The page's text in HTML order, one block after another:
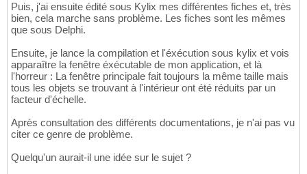
Puis, j'ai ensuite édité sous Kylix mes différentes fiches et, très
bien, cela marche sans problème. Les fiches sont les mêmes
que sous Delphi.
Ensuite, je lance la compilation et l'éxécution sous kylix et vois
apparaître la fenêtre éxécutable de mon application, et là
l'horreur : La fenêtre principale fait toujours la même taille mais
tous les objets se trouvant à l'intérieur ont été réduits par un
facteur d'échelle.
Après consultation des différents documentations, je n'ai pas vu
citer ce genre de problème.
Quelqu'un aurait-il une idée sur le sujet ?